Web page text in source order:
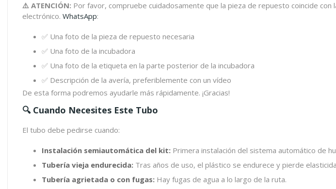
⚠️ ATENCIÓN: Por favor, compruebe cuidadosamente que la pieza de repuesto coincide con
electrónico. WhatsApp:
✅ Una foto de la pieza de repuesto necesaria
✅ Una foto de la incubadora
✅ Una foto de la etiqueta en la parte posterior de la incubadora
✅ Descripción de la avería, preferiblemente con un vídeo
De esta forma podremos ayudarle más rápidamente. ¡Gracias!
🔍 Cuando Necesites Este Tubo
El tubo debe pedirse cuando:
Instalación semiautomática del kit: Primera instalación del sistema automático de
Tubería vieja endurecida: Tras años de uso, el plástico se endurece y pierde
Tubería agrietada o con fugas: Hay fugas de agua a lo largo de la ruta.